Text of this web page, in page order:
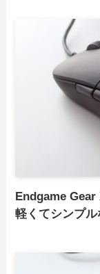
Endgame Gear
軽くてシンプ